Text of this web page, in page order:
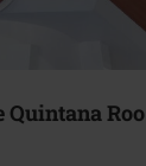
Quintana Roo